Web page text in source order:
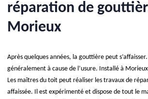
réparation de
Morieux
Après quelques années, la gouttière peut
généralement à cause de l’usure. Installé à
Les maîtres du toit peut réaliser les travaux de
affaissée. Il est expérimenté et dispose de tout le